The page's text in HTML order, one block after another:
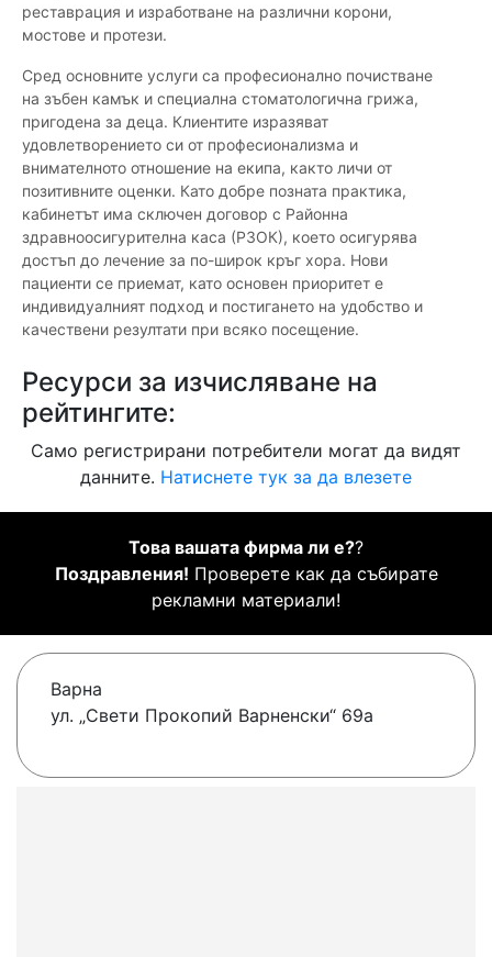
реставрация и изработване на различни корони,
мостове и протези.
Сред основните услуги са професионално почистване
на зъбен камък и специална стоматологична грижа,
пригодена за деца. Клиентите изразяват
удовлетворението си от професионализма и
внимателното отношение на екипа, както личи от
позитивните оценки. Като добре позната практика,
кабинетът има сключен договор с Районна
здравноосигурителна каса (РЗОК), което осигурява
достъп до лечение за по-широк кръг хора. Нови
пациенти се приемат, като основен приоритет е
индивидуалният подход и постигането на удобство и
качествени резултати при всяко посещение.
Ресурси за изчисляване на
рейтингите:
Само регистрирани потребители могат да видят
данните. Натиснете тук за да влезете
Това вашата фирма ли е??
Поздравления! Проверете как да събирате
рекламни материали!
Варна
ул. „Свети Прокопий Варненски“ 69а